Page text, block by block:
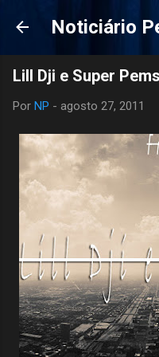
Pular para
Noticiário
Lill Dji e Super
Por NP - agosto 27, 2011